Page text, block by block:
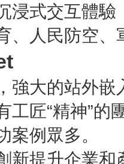
浸式交互體驗
、人民防空
強大的站外嵌
工匠“精神”的
案例眾多。
新提升企業和